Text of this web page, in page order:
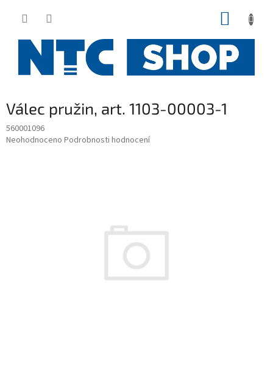
Válec pružin, art. 1103-00003-1
560001096
Průměrné
Neohodnoceno Podrobnosti hodnocení